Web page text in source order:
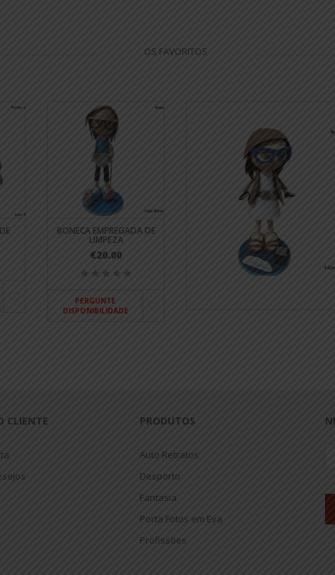
OS FAVORITOS
BONECA EMPREGADA DE
LIMPEZA
€20.00
PERGUNTE
DISPONIBILIDADE
CLIENTE PRODUTOS
Auto Retratos
Desporto
Fantasia
Porta Fotos em Eva
Profissões